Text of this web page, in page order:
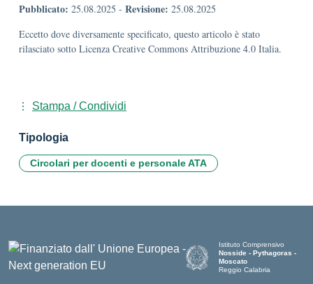
Pubblicato: 25.08.2025 - Revisione: 25.08.2025
Eccetto dove diversamente specificato, questo articolo è stato
rilasciato sotto Licenza Creative Commons Attribuzione 4.0 Italia.
Stampa / Condividi
Tipologia
Circolari per docenti e personale ATA
Istituto Comprensivo
Nosside - Pythagoras -
Moscato
Reggio Calabria